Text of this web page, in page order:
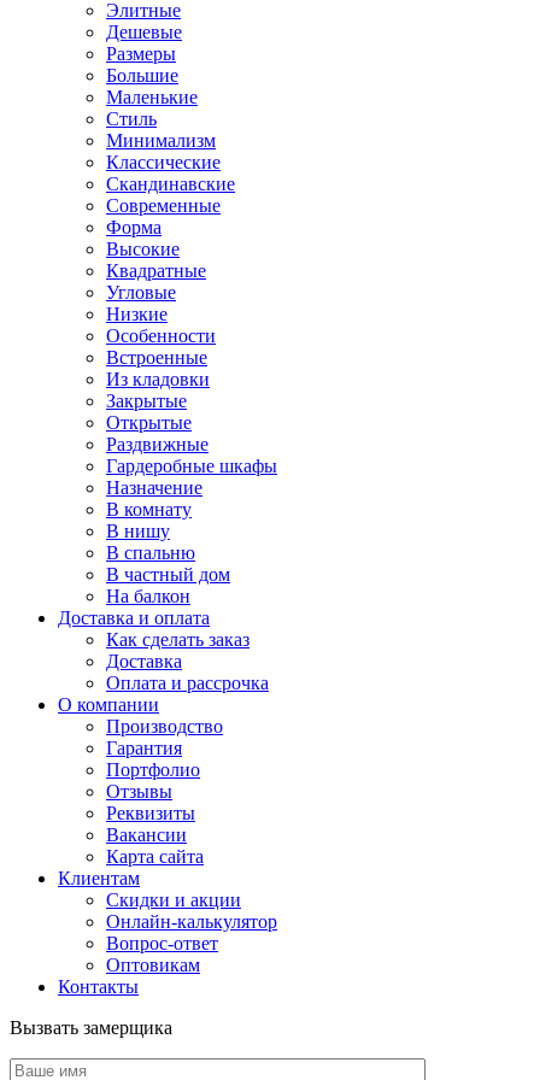
Элитные
Дешевые
Размеры
Большие
Маленькие
Стиль
Минимализм
Классические
Скандинавские
Современные
Форма
Высокие
Квадратные
Угловые
Низкие
Особенности
Встроенные
Из кладовки
Закрытые
Открытые
Раздвижные
Гардеробные шкафы
Назначение
В комнату
В нишу
В спальню
В частный дом
На балкон
Доставка и оплата
Как сделать заказ
Доставка
Оплата и рассрочка
О компании
Производство
Гарантия
Портфолио
Отзывы
Реквизиты
Вакансии
Карта сайта
Клиентам
Скидки и акции
Онлайн-калькулятор
Вопрос-ответ
Оптовикам
Контакты
Вызвать замерщика